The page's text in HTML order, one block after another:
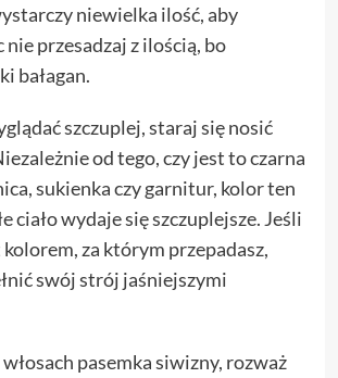
niewielka ilość, aby
nie przesadzaj z ilością, bo
bałagan.
szczuplej, staraj się nosić
od tego, czy jest to czarna
sukienka czy garnitur, kolor ten
ciało wydaje się szczuplejsze. Jeśli
za którym przepadasz,
swój strój jaśniejszymi
włosach pasemka siwizny, rozważ